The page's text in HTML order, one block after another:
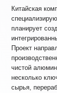
Китайская
планирует
Проект
чистой
несколько
сырья,